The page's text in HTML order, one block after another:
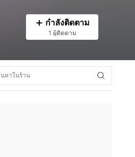
กำลังติดตาม
1 ผู้ติดตาม